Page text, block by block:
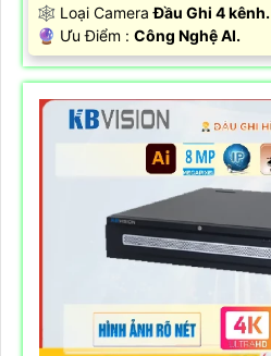
🕸️ Loại CameraĐầu Ghi 4 kênh.
️🔮 Ưu Điểm : Công Nghệ AI.